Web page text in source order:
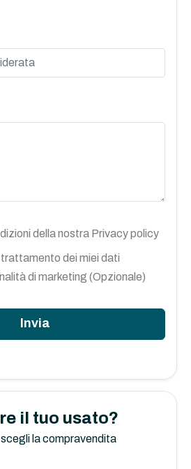
il tuo usato?
la compravendita
della nostra Privacy policy
dei miei dati
di marketing (Opzionale)
Invia